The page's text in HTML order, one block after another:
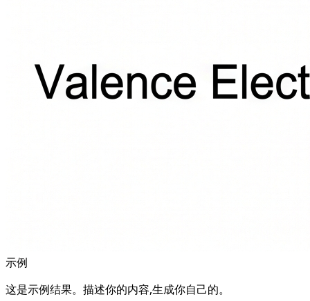
示例
这是示例结果。描述你的内容,生成你自己的。